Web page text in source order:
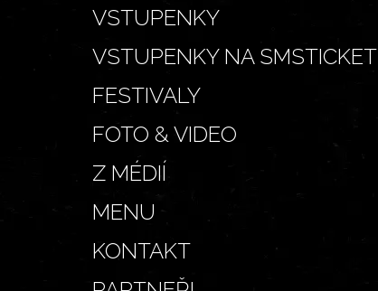
VSTUPENKY
VSTUPENKY NA SMSTICKET
FESTIVALY
FOTO & VIDEO
Z MÉDIÍ
MENU
KONTAKT